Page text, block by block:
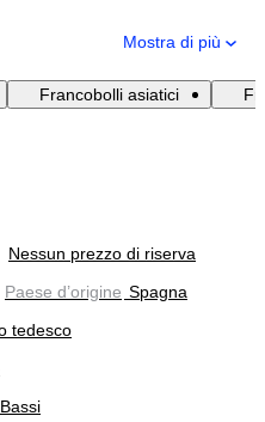
Mostra di più
Francobolli asiatici
Nessun prezzo di riserva
Paese d’origine Spagna
tedesco